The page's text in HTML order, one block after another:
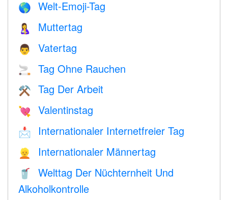
🌎 Welt-Emoji-Tag
🤱 Muttertag
👨 Vatertag
🚬 Tag Ohne Rauchen
⚒️ Tag Der Arbeit
💘 Valentinstag
📩 Internationaler Internetfreier Tag
👱 Internationaler Männertag
🥤
Welttag Der Nüchternheit Und
Alkoholkontrolle